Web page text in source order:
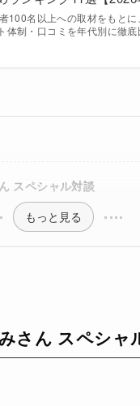
100名以上への取材をもと
体制・口コミを年代別に徹
スペシャル対談
もっと見る
さん スペシャ